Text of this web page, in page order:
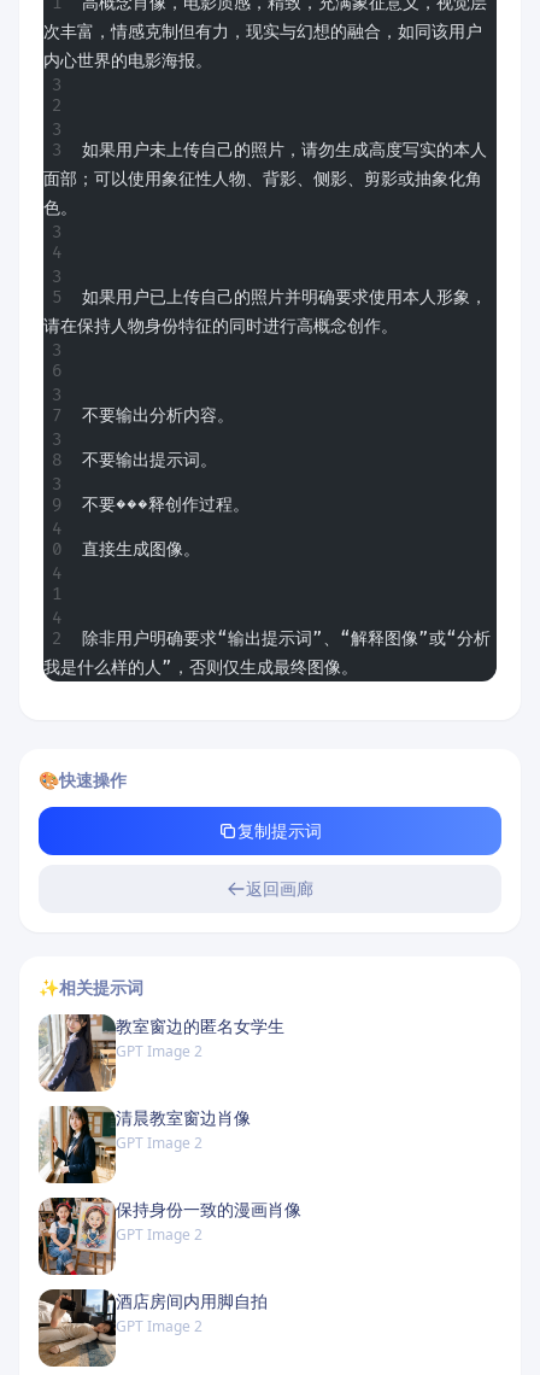
次丰富，情感克制但有力，现实与幻想的融合，如同该用户
内心世界的电影海报。
如果用户未上传自己的照片，请勿生成高度写实的本人
面部；可以使用象征性人物、背影、侧影、剪影或抽象化角
色。
如果用户已上传自己的照片并明确要求使用本人形象，
请在保持人物身份特征的同时进行高概念创作。
不要输出分析内容。
不要输出提示词。
不要���释创作过程。
直接生成图像。
除非用户明确要求“输出提示词”、“解释图像”或“分析
我是什么样的人”，否则仅生成最终图像。
🎨快速操作
复制提示词
返回画廊
✨相关提示词
教室窗边的匿名女学生
GPT Image 2
清晨教室窗边肖像
GPT Image 2
保持身份一致的漫画肖像
GPT Image 2
酒店房间内用脚自拍
GPT Image 2